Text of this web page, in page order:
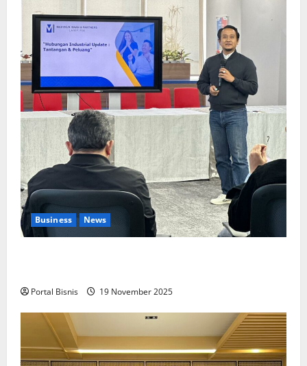
Business News
Portal Bisnis 19 November 2025